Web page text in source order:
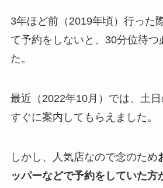
3年ほど前（2019年頃）行った
て予約をしないと、30分位待つ
た。
最近（2022年10月）では、土
すぐに案内してもらえました。
しかし、人気店なので念のため
ッパーなどで予約をしていた方